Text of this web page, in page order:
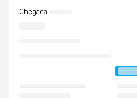
Chegada